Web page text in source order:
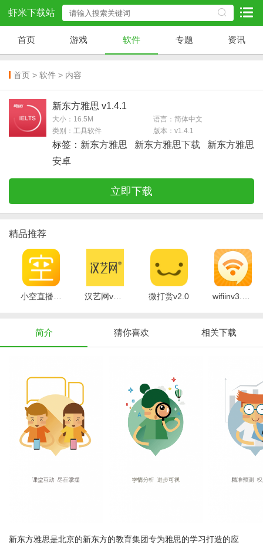
虾米下载站
首页 游戏 软件 专题 资讯
首页 > 软件 > 内容
新东方雅思 v1.4.1
大小：16.5M
语言：简体中文
类别：工具软件
版本：v1.4.1
标签： 新东方雅思 新东方雅思下载
新东方雅思
安卓
立即下载
精品推荐
汉艺网v3.1.4 微打赏v2.0
简介 猜你喜欢 相关下载
新东方雅思是北京的新东方的教育集团专为雅思的学习打造的应